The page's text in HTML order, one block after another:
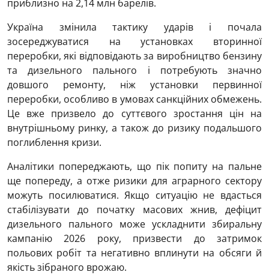
приблизно на 2,14 млн барелів.
Україна змінила тактику ударів і почала
зосереджуватися на установках вторинної
переробки, які відповідають за виробництво бензину
та дизельного пального і потребують значно
довшого ремонту, ніж установки первинної
переробки, особливо в умовах санкційних обмежень.
Це вже призвело до суттєвого зростання цін на
внутрішньому ринку, а також до ризику подальшого
поглиблення кризи.
Аналітики попереджають, що пік попиту на пальне
ще попереду, а отже ризики для аграрного сектору
можуть посилюватися. Якщо ситуацію не вдасться
стабілізувати до початку масових жнив, дефіцит
дизельного пального може ускладнити збиральну
кампанію 2026 року, призвести до затримок
польових робіт та негативно вплинути на обсяги й
якість зібраного врожаю.